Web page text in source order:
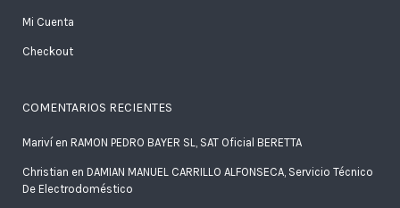
Mi Cuenta
Checkout
COMENTARIOS RECIENTES
Marivíen RAMON PEDRO BAYER SL, SAT Oficial BERETTA
Christian en DAMIAN MANUEL CARRILLO ALFONSECA, Servicio Técnico
De Electrodoméstico